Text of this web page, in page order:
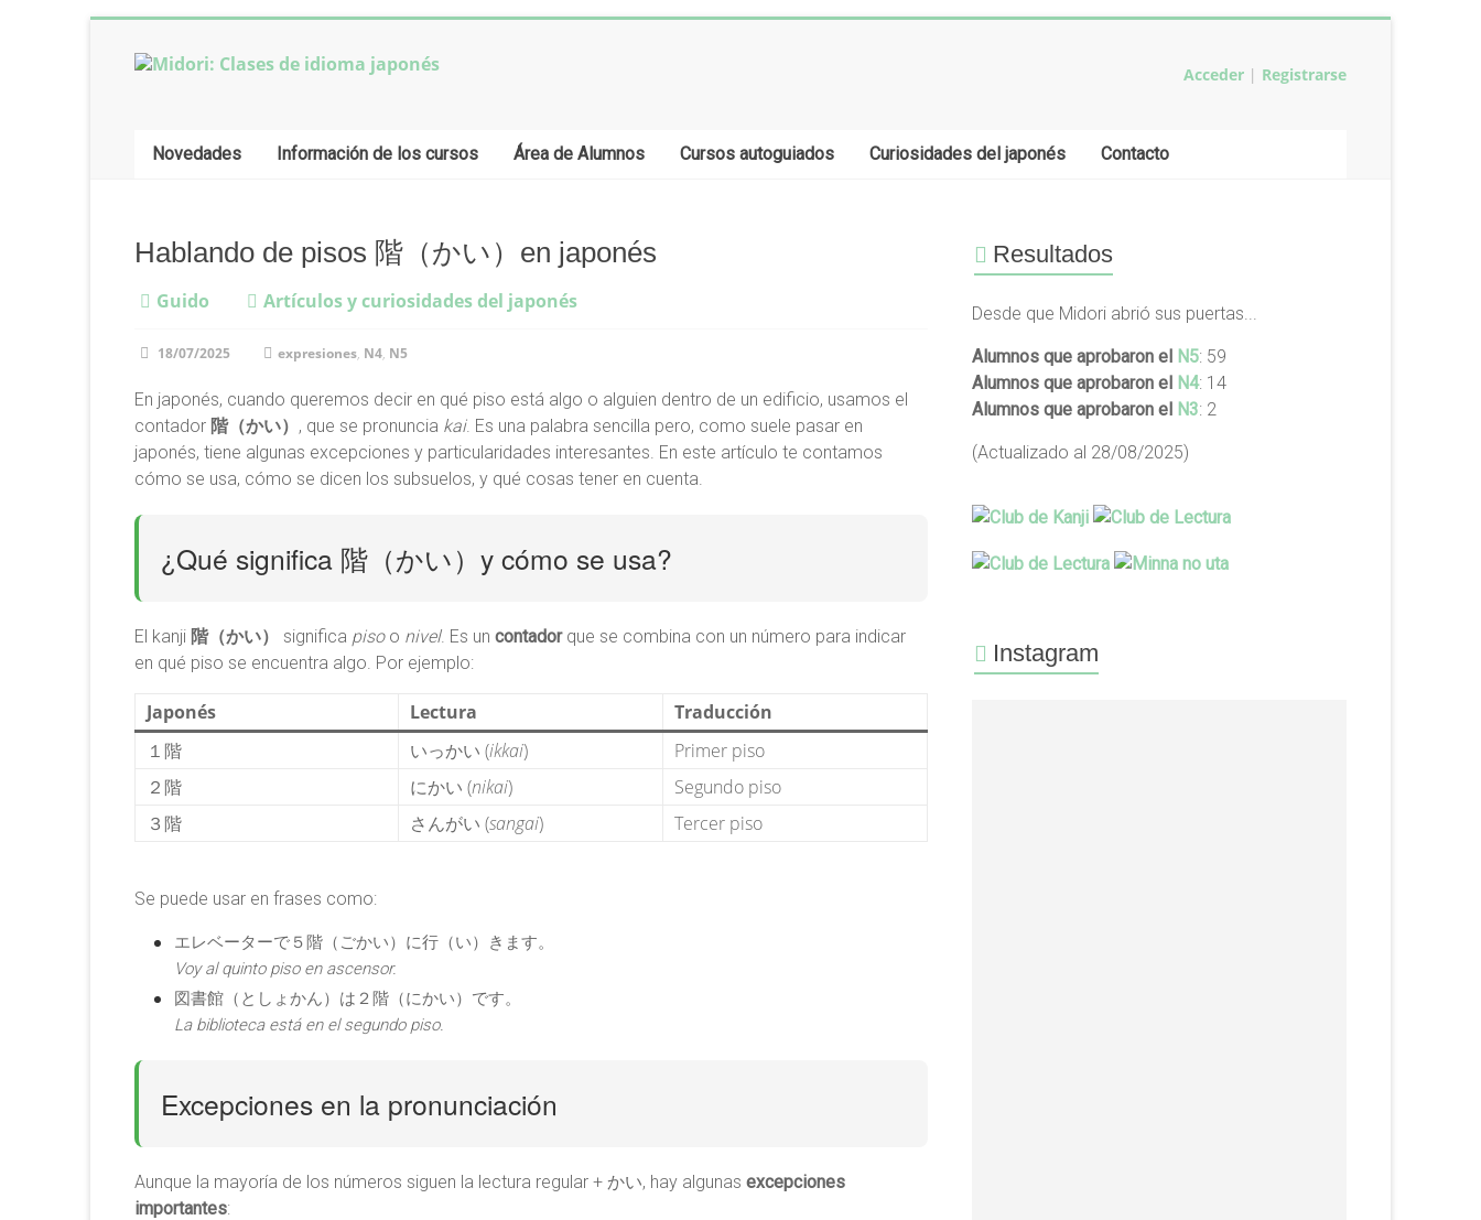
contenido
Midori:
de
japonés
Clases
idioma
japonés
online,
desde
Buenos
Acceder | Registrarse
Novedades Información de los cursos Área de Alumnos Cursos autoguiados Curiosidades del japonés Contacto
Hablando de pisos 階（かい）en japonés
Guido Artículos y curiosidades del japonés
18/07/2025 expresiones, N4, N5
En japonés, cuando queremos decir en qué piso está algo o alguien dentro de un edificio, usamos el
contador 階（かい） , que se pronuncia kai. Es una palabra sencilla pero, como suele pasar en
japonés, tiene algunas excepciones y particularidades interesantes. En este artículo te contamos
cómo se usa, cómo se dicen los subsuelos, y qué cosas tener en cuenta.
¿Qué significa 階（かい）y cómo se usa?
El kanji 階（かい） significa pisoo nivel. Es un contadorque se combina con un número para indicar
en qué piso se encuentra algo. Por ejemplo:
Japonés Lectura
Traducción
１階
いっかい (ikkai)
Primer piso
２階
にかい (nikai)
Segundo piso
３階
さんがい (sangai) Tercer piso
Se puede usar en frases como:
エレベーターで５階（ごかい）に行（い）きます。
Voy al quinto piso en ascensor.
図書館（としょかん）は２階（にかい）です。
La biblioteca está en el segundo piso.
Excepciones en la pronunciación
Aunque la mayoría de los números siguen la lectura regular + かい, hay algunas excepciones
importantes:
Resultados
Desde que Midori abrió sus puertas...
Alumnos que aprobaron el N5: 59
Alumnos que aprobaron el
N4: 14
Alumnos que aprobaron el
N3: 2
(Actualizado al 28/08/2025)
Instagram